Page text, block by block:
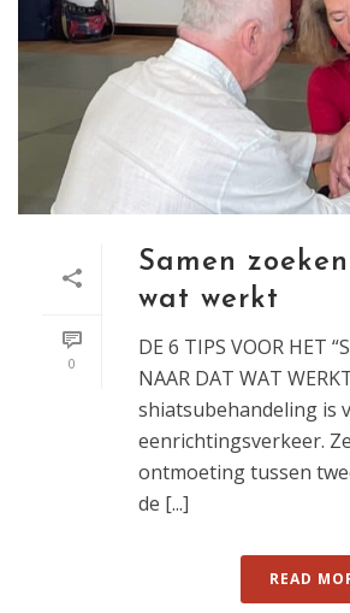
0
Samen
wat werkt
DE 6 TIPS VOOR HET
NAAR DAT WAT
shiatsubehandeling is
eenrichtingsverkeer.
ontmoeting tussen
de [...]
READ